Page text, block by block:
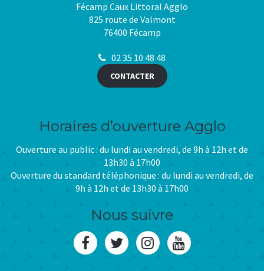
Fécamp Caux Littoral Agglo
825 route de Valmont
76400 Fécamp
02 35 10 48 48
CONTACTER
Horaires d’ouverture Agglo
Ouverture au public : du lundi au vendredi, de 9h à 12h et de
13h30 à 17h00
Ouverture du standard téléphonique : du lundi au vendredi, de
9h à 12h et de 13h30 à 17h00
Nous suivre
Lien Lien Lien Lien